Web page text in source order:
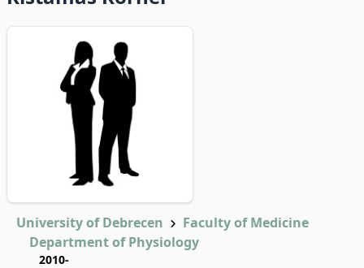
University of Debrecen
Faculty of Medicine
Department of Physiology
2010-